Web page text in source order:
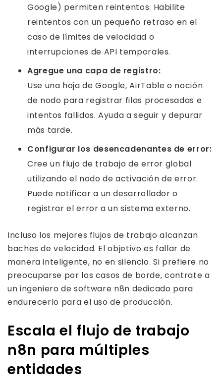
Google) permiten reintentos. Habilite
reintentos con un pequeño retraso en el
caso de límites de velocidad o
interrupciones de API temporales.
Agregue una capa de registro:
Use una hoja de Google, AirTable o noción
de nodo para registrar filas procesadas e
intentos fallidos. Ayuda a seguir y depurar
más tarde.
Configurar los desencadenantes de error:
Cree un flujo de trabajo de error global
utilizando el nodo de activación de error.
Puede notificar a un desarrollador o
registrar el error a un sistema externo.
Incluso los mejores flujos de trabajo alcanzan
baches de velocidad. El objetivo es fallar de
manera inteligente, no en silencio. Si prefiere no
preocuparse por los casos de borde, contrate a
un ingeniero de software n8n dedicado para
endurecerlo para el uso de producción.
Escala el flujo de trabajo
n8n para múltiples
entidades